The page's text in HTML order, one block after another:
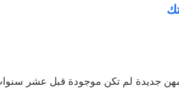
مهن جديدة لم تكن موجودة قبل عشر